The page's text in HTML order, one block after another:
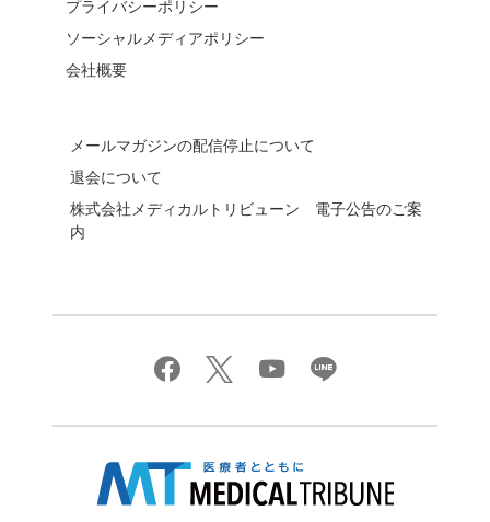
プライバシーポリシー
ソーシャルメディアポリシー
会社概要
メールマガジンの配信停止について
退会について
株式会社メディカルトリビューン 電子公告のご案
内